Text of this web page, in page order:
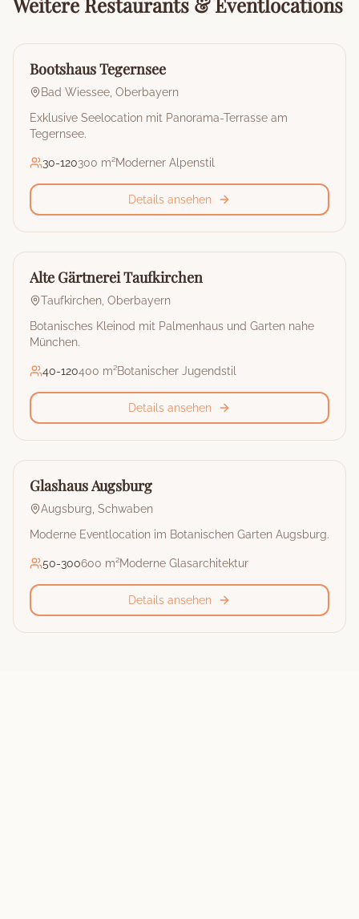
🏰
Restaurant & Eventlocation
Bootshaus Tegernsee
Bad Wiessee Oberbayern
Exklusive Seelocation mit Panorama-Terrasse am
Tegernsee.
30-120300 m²Moderner Alpenstil
Details ansehen
🏰
Restaurant & Eventlocation
Alte Gärtnerei Taufkirchen
Taufkirchen Oberbayern
Botanisches Kleinod mit Palmenhaus und Garten nahe
München.
40-120400 m²Botanischer Jugendstil
Details ansehen
🏰
Restaurant & Eventlocation
Glashaus Augsburg
Augsburg Schwaben
Moderne Eventlocation im Botanischen Garten Augsburg.
50-300600 m²Moderne Glasarchitektur
Details ansehen